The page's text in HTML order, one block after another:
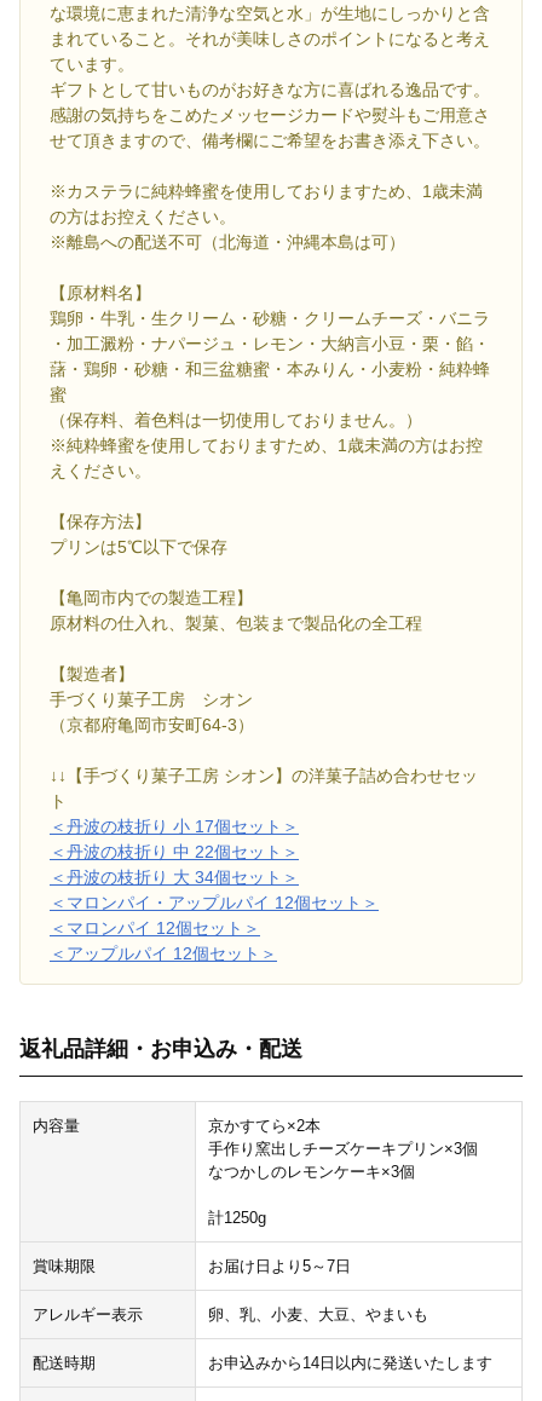
な環境に恵まれた清浄な空気と水」が生地にしっかりと含
まれていること。それが美味しさのポイントになると考え
ています。
ギフトとして甘いものがお好きな方に喜ばれる逸品です。
感謝の気持ちをこめたメッセージカードや熨斗もご用意さ
せて頂きますので、備考欄にご希望をお書き添え下さい。
※カステラに純粋蜂蜜を使用しておりますため、1歳未満
の方はお控えください。
※離島への配送不可（北海道・沖縄本島は可）
【原材料名】
鶏卵・牛乳・生クリーム・砂糖・クリームチーズ・バニラ
・加工澱粉・ナパージュ・レモン・大納言小豆・栗・餡・
藷・鶏卵・砂糖・和三盆糖蜜・本みりん・小麦粉・純粋蜂
蜜
（保存料、着色料は一切使用しておりません。）
※純粋蜂蜜を使用しておりますため、1歳未満の方はお控
えください。
【保存方法】
プリンは5℃以下で保存
【亀岡市内での製造工程】
原材料の仕入れ、製菓、包装まで製品化の全工程
【製造者】
手づくり菓子工房 シオン
（京都府亀岡市安町64-3）
↓↓【手づくり菓子工房 シオン】の洋菓子詰め合わせセッ
ト
＜丹波の枝折り 小 17個セット＞
＜丹波の枝折り 中 22個セット＞
＜丹波の枝折り 大 34個セット＞
＜マロンパイ・アップルパイ 12個セット＞
＜マロンパイ 12個セット＞
＜アップルパイ 12個セット＞
返礼品詳細・お申込み・配送
内容量
京かすてら×2本
手作り窯出しチーズケーキプリン×3個
なつかしのレモンケーキ×3個
計1250g
賞味期限 お届け日より5～7日
アレルギー表示 卵、乳、小麦、大豆、やまいも
配送時期 お申込みから14日以内に発送いたします